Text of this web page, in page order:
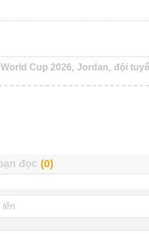
World Cup 2026, Jordan, đội